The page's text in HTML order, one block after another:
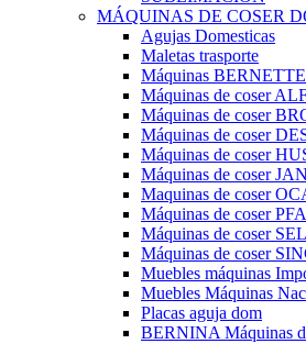
MÁQUINAS DE COSER
Agujas Domesticas
Maletas trasporte
Máquinas BERNETTE
Máquinas de coser
Máquinas de coser
Máquinas de coser
Máquinas de coser
Máquinas de coser
Maquinas de coser
Máquinas de coser
Máquinas de coser
Máquinas de coser
Muebles máquinas
Muebles Máquinas
Placas aguja dom
BERNINA Máquinas